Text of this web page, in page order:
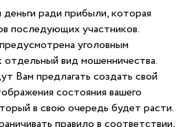
ради прибыли, которая
последующих участников.
уголовным
отдельный вид мошенничества.
Вам предлагать создать свой
состояния вашего
в свою очередь будет расти.